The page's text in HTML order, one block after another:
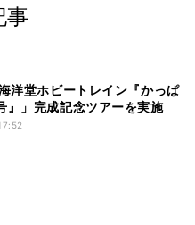
事
洋堂ホビートレイン『かっぱ
』」完成記念ツアーを実施